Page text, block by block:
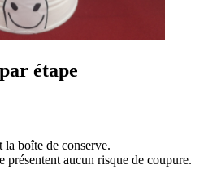
étape
la boîte de conserve.
présentent aucun risque de coupure.